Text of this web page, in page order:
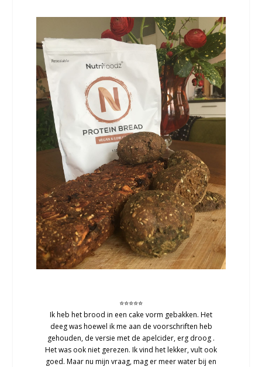
⭐⭐⭐⭐⭐
Ik heb het brood in een cake vorm gebakken. Het
deeg was hoewel ik me aan de voorschriften heb
gehouden, de versie met de apelcider, erg droog .
Het was ook niet gerezen. Ik vind het lekker, vult ook
goed. Maar nu mijn vraag, mag er meer water bij en